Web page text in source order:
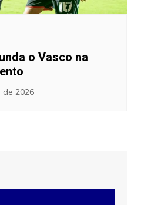
o Vasco na
de 2026